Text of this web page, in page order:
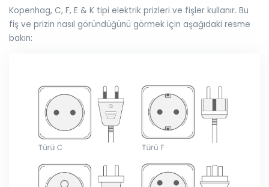
Kopenhag, C, F, E & K tipi elektrik prizleri ve fişler kullanır. Bu
fiş ve prizin nasıl göründüğünü görmek için aşağıdaki resme
bakın: